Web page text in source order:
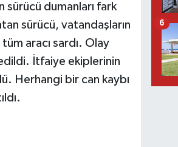
dumanları fark
sürücü, vatandaşların
aracı sardı. Olay
İtfaiye ekiplerinin
Herhangi bir can kaybı
6